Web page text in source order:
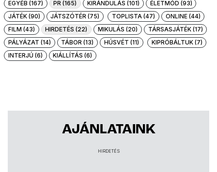
EGYÉB (167)
PR (165) KIRÁNDULÁS (101)
ÉLETMÓD (93)
JÁTÉK (90)
JÁTSZÓTÉR (75) TOPLISTA (47)
ONLINE (44)
FILM (43)
HIRDETÉS (22) MIKULÁS (20)
TÁRSASJÁTÉK (17)
PÁLYÁZAT (14)
TÁBOR (13) HÚSVÉT (11)
KIPRÓBÁLTUK (7)
INTERJÚ (6)
KIÁLLÍTÁS (6)
AJÁNLATAINK
HIRDETÉS